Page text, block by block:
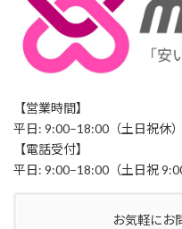
【営業時間】
平日: 9:00–18:00（土日祝休）
【電話受付】
平日: 9:00–18:00（土日祝
お気軽にお